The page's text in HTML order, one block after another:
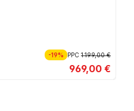
-19% PPC 1 199,00 €
969,00 €